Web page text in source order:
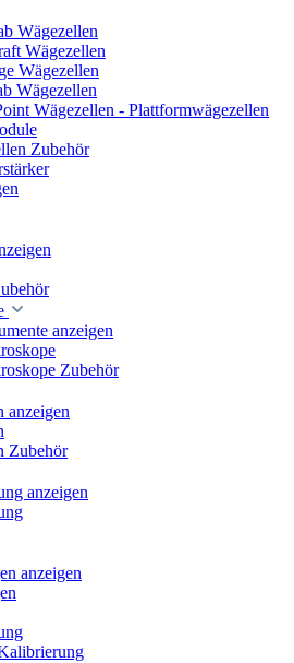
Wägezellen
Wägezellen
Wägezellen
Wägezellen
Wägezellen - Plattformwägezellen
Zubehör
anzeigen
Zubehör
anzeigen
Zubehör
anzeigen
anzeigen